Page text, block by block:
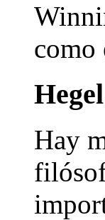
como
Hegel
Hay